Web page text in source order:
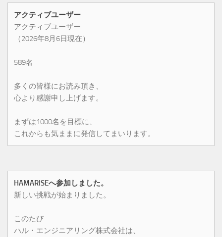
アクティブユーザー
アクティブユーザー
（2026年8月6日現在）
589名
多くの皆様にお読み頂き、
心より感謝申し上げます。
まずは1000名を目標に、
これからも気ままに発信してまいります。
HAMARISEへ参加しました。
新しい挑戦が始まりました。
このたび
ハル・エンジニアリング株式会社は、